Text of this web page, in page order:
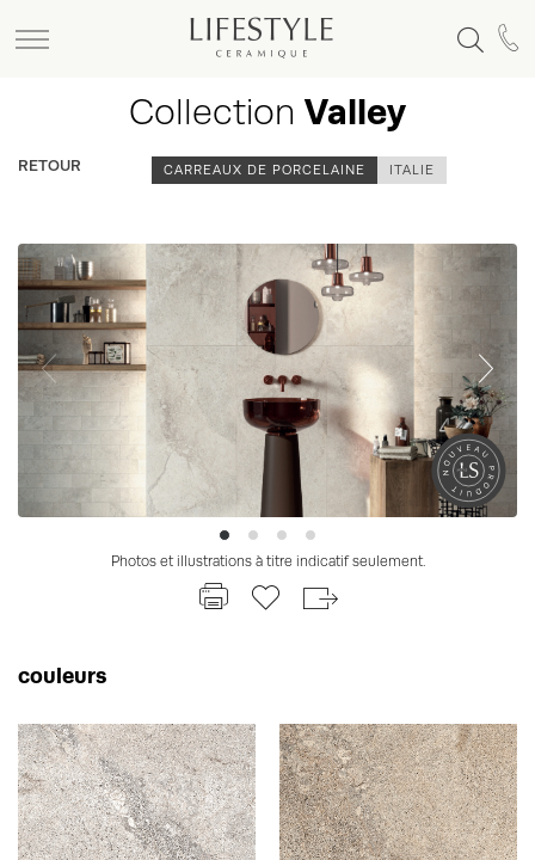
Collection Valley
RETOUR CARREAUX DE PORCELAINE ITALIE
Photos et illustrations à titre indicatif seulement.
couleurs